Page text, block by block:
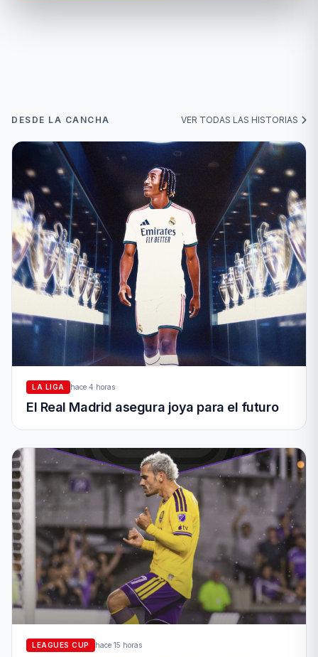
DESDE LA CANCHA VER TODAS LAS HISTORIAS
LA LIGA hace 4 horas
El Real Madrid asegura joya para el futuro
LEAGUES CUP hace 15 horas